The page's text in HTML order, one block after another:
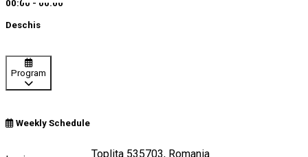
00:00 - 00:00
Deschis
Program
Weekly Schedule
Strada Bradului 7, Toplita 535703, Romania